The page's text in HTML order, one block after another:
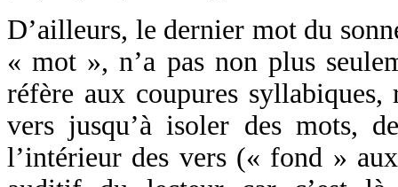
D’ailleurs, le dernier mot du
« mot », n’a pas non plus
réfère aux coupures
vers jusqu’à isoler des mots,
l’intérieur des vers (« fond »